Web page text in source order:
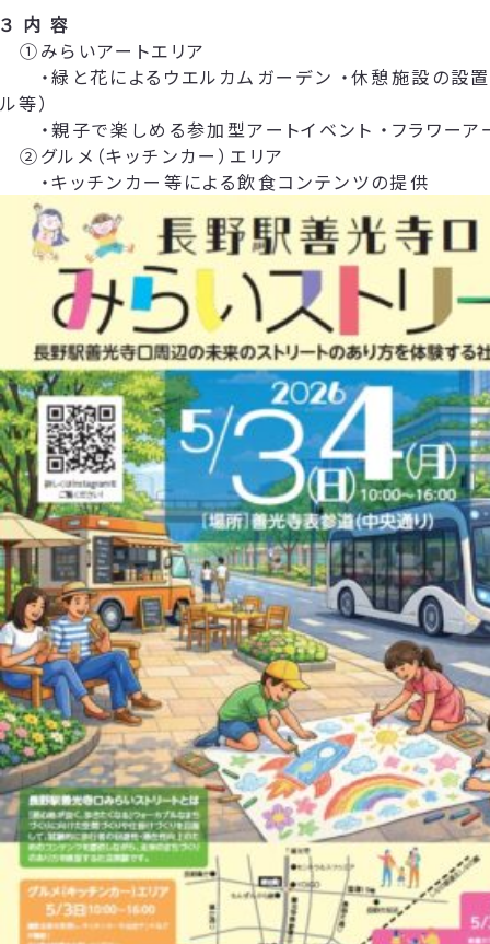
３ 内 容
①みらいアートエリア
・緑と花によるウエルカムガーデン ・休憩施設の設置
ル等）
・親子で楽しめる参加型アートイベント ・フラワーア
②グルメ（キッチンカー）エリア
・キッチンカー等による飲食コンテンツの提供